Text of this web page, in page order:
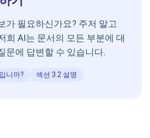
가 필요하신가요? 주저 말고
희 AI는 문서의 모든 부분에 대
문에 답변할 수 있습니다.
니까? 섹션 3.2 설명